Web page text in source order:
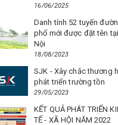
16/06/2025
Danh tính 52 tuyến
phố mới được đặt tên
Nội
18/08/2023
SJK - Xây chắc thương
phát triển trường tồn
29/05/2023
KẾT QUẢ PHÁT TRIỂN
TẾ - XÃ HỘI NĂM 2022